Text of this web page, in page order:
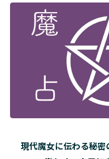
現代魔女に伝わる秘密